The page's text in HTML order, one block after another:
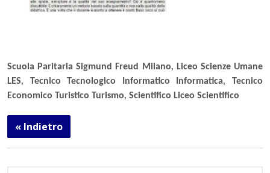
Scuola Paritaria Sigmund Freud Milano, Liceo Scienze Umane
LES, Tecnico Tecnologico Informatico Informatica,
Tecnico
Economico Turistico Turismo, Scientifico Liceo Scientifico
« Indietro